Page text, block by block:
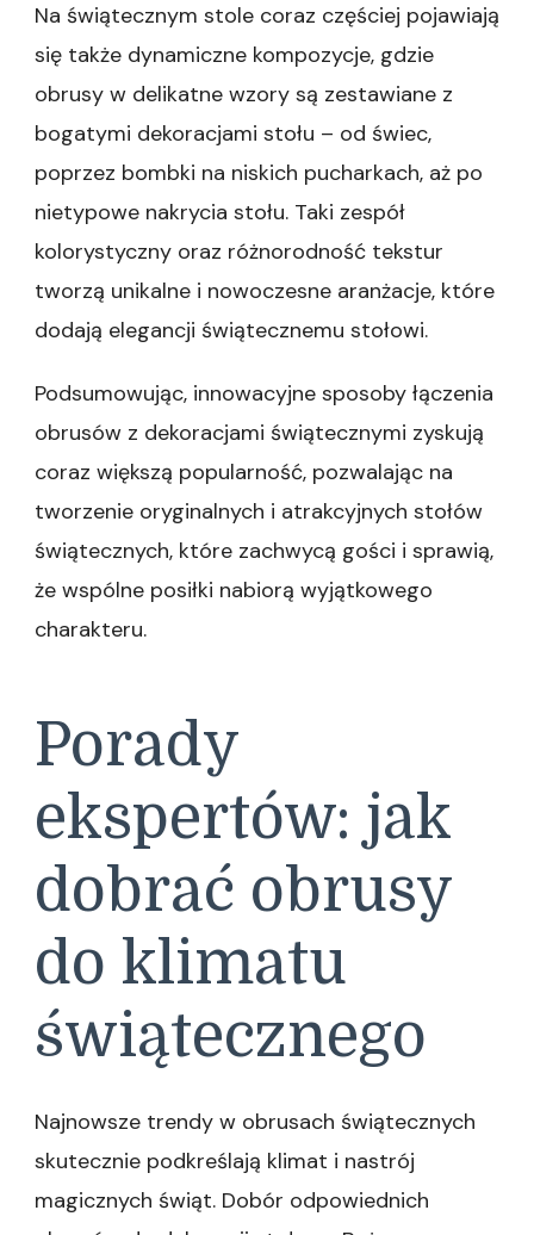
Na świątecznym stole coraz częściej pojawiają
się także dynamiczne kompozycje, gdzie
obrusy w delikatne wzory są zestawiane z
bogatymi dekoracjami stołu – od świec,
poprzez bombki na niskich pucharkach, aż po
nietypowe nakrycia stołu. Taki zespół
kolorystyczny oraz różnorodność tekstur
tworzą unikalne i nowoczesne aranżacje, które
dodają elegancji świątecznemu stołowi.
Podsumowując, innowacyjne sposoby łączenia
obrusów z dekoracjami świątecznymi zyskują
coraz większą popularność, pozwalając na
tworzenie oryginalnych i atrakcyjnych stołów
świątecznych, które zachwycą gości i sprawią,
że wspólne posiłki nabiorą wyjątkowego
charakteru.
Porady
ekspertów: jak
dobrać obrusy
do klimatu
świątecznego
Najnowsze trendy w obrusach świątecznych
skutecznie podkreślają klimat i nastrój
magicznych świąt. Dobór odpowiednich